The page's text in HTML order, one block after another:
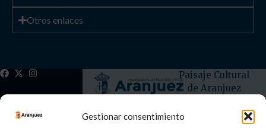
Gestionar consentimiento
Otros enlaces
Paisaje Cultural
de Aranjuez